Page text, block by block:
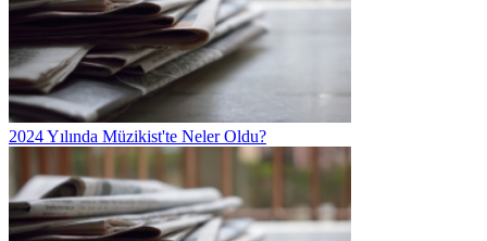
2024 Yılında Müzikist'te Neler Oldu?